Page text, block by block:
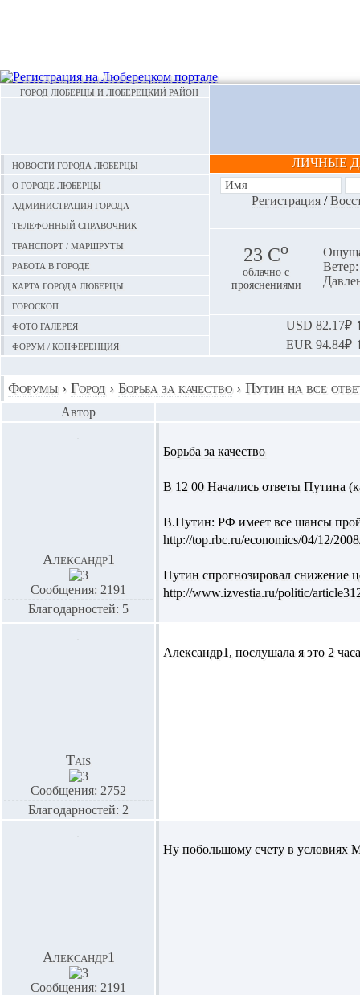
ГОРОД ЛЮБЕРЦЫ И ЛЮБЕРЕЦКИЙ РАЙОН
Новости города Люберцы
О городе Люберцы
Администрация города
Телефонный справочник
Транспорт / маршруты
Работа в городе
Карта города Люберцы
Гороскоп
Фото галерея
Форум / конференция
ЛИЧНЫЕ
Регистрация/
23 Сo
облачно с
прояснениями
USD 82.17₽
EUR 94.84₽
Форумы › Город › Борьба за качество › Путин на все
Автор
Александр1
Сообщения: 2191
Благодарностей: 5
Борьба за качество
В 12 00 Начались ответы Путина
В.Путин: РФ имеет все шансы
http://top.rbc.ru/economics/04/12/
Путин спрогнозировал снижение
http://www.izvestia.ru/politic/
Tais
Сообщения: 2752
Благодарностей: 2
Александр1, послушала я это 2
Александр1
Сообщения: 2191
Ну побольшому счету в условиях